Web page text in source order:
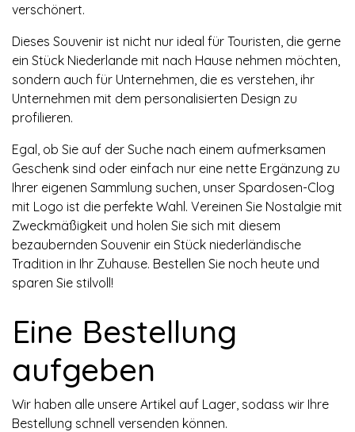
verschönert.
Dieses Souvenir ist nicht nur ideal für Touristen, die gerne
ein Stück Niederlande mit nach Hause nehmen möchten,
sondern auch für Unternehmen, die es verstehen, ihr
Unternehmen mit dem personalisierten Design zu
profilieren.
Egal, ob Sie auf der Suche nach einem aufmerksamen
Geschenk sind oder einfach nur eine nette Ergänzung zu
Ihrer eigenen Sammlung suchen, unser Spardosen-Clog
mit Logo ist die perfekte Wahl. Vereinen Sie Nostalgie mit
Zweckmäßigkeit und holen Sie sich mit diesem
bezaubernden Souvenir ein Stück niederländische
Tradition in Ihr Zuhause. Bestellen Sie noch heute und
sparen Sie stilvoll!
Eine Bestellung
aufgeben
Wir haben alle unsere Artikel auf Lager, sodass wir Ihre
Bestellung schnell versenden können.